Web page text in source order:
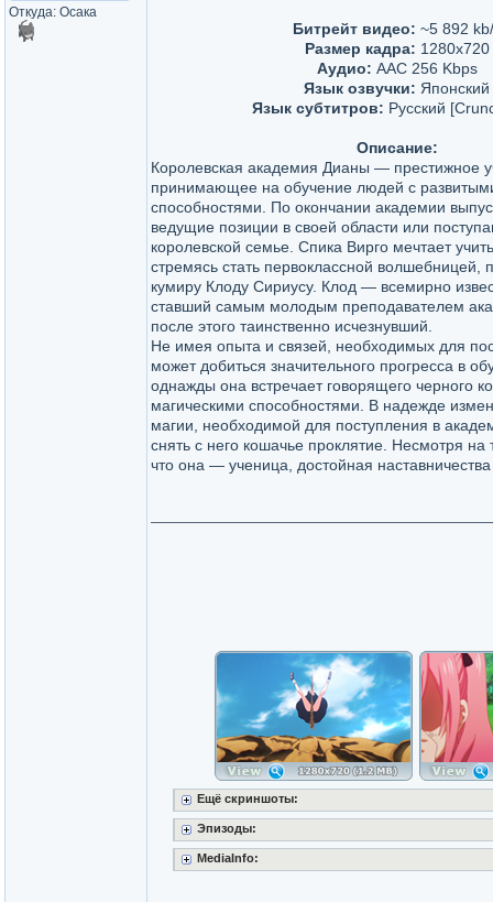
Откуда: Осака
Битрейт видео: ~5 892
Размер кадра: 1280х720
Аудио: AAC 256 Kbps
Язык озвучки: Японский
Язык субтитров: Русский
Описание:
Королевская академия Дианы — престижное
принимающее на обучение людей с
способностями. По окончании академии
ведущие позиции в своей области или
королевской семье. Спика Вирго мечтает
стремясь стать первоклассной волшебницей,
кумиру Клоду Сириусу. Клод — всемирно
ставший самым молодым преподавателем
после этого таинственно исчезнувший.
Не имея опыта и связей, необходимых для
может добиться значительного прогресса в
однажды она встречает говорящего черного
магическими способностями. В надежде
магии, необходимой для поступления в
снять с него кошачье проклятие. Несмотря
что она — ученица, достойная наставничества
Ещё скриншоты:
Эпизоды:
MediaInfo: